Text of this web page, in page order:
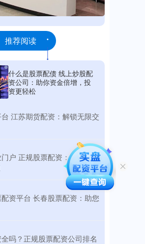
推荐阅读
什么是股票配债 线上炒股配
资公司：助你资金倍增，投
资更轻松
江苏期货配资：解锁无限交
户 正规股票配资：安全可
资平台 长春股票配资：助您
吗？正规股票配资公司排名